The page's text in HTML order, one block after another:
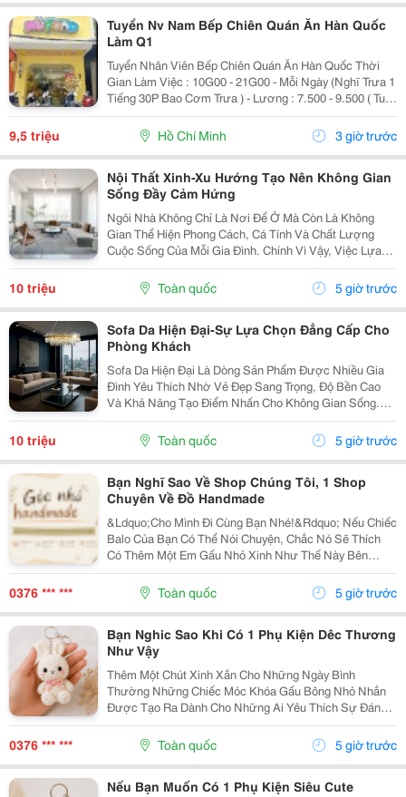
Tuyển Nv Nam Bếp Chiên Quán Ăn Hàn Quốc
Làm Q1
Tuyển Nhân Viên Bếp Chiên Quán Ăn Hàn Quốc Thời
Gian Làm Việc : 10G00 - 21G00 - Mỗi Ngày (Nghĩ Trưa 1
Tiếng 30P Bao Cơm Trưa ) - Lương : 7.500 - 9.500 ( Tuỳ
Theo Năng Lực ) Mô Tả Công Việc: - Bếp Chiên : Sử
Dụng Được Chảo Non Biết Chiên...
9,5 triệu Hồ Chí Minh 3 giờ trước
Nội Thất Xinh-Xu Hướng Tạo Nên Không Gian
Sống Đầy Cảm Hứng
Ngôi Nhà Không Chỉ Là Nơi Để Ở Mà Còn Là Không
Gian Thể Hiện Phong Cách, Cá Tính Và Chất Lượng
Cuộc Sống Của Mỗi Gia Đình. Chính Vì Vậy, Việc Lựa
Chọn Nội Thất Xinh Đang Trở Thành Xu Hướng Được
Nhiều Người Quan Tâm Khi Muốn Biến Không Gian
Sống Trở...
10 triệu Toàn quốc 5 giờ trước
Sofa Da Hiện Đại-Sự Lựa Chọn Đẳng Cấp Cho
Phòng Khách
Sofa Da Hiện Đại Là Dòng Sản Phẩm Được Nhiều Gia
Đình Yêu Thích Nhờ Vẻ Đẹp Sang Trọng, Độ Bền Cao
Và Khả Năng Tạo Điểm Nhấn Cho Không Gian Sống.
Với Thiết Kế Tinh Tế Cùng Chất Liệu Da Cao Cấp, Sofa
Không Chỉ Mang Lại Cảm Giác Thoải Mái Mà Còn Thể...
10 triệu Toàn quốc 5 giờ trước
Bạn Nghĩ Sao Về Shop Chúng Tôi, 1 Shop
Chuyên Về Đồ Handmade
&Ldquo;Cho Mình Đi Cùng Bạn Nhé!&Rdquo; Nếu Chiếc
Balo Của Bạn Có Thể Nói Chuyện, Chắc Nó Sẽ Thích
Có Thêm Một Em Gấu Nhỏ Xinh Như Thế Này Bên
Cạnh. Từ Những Buổi Đi Học, Đi Làm, Đi Cà Phê Hay
Những Chuyến Đi Chơi Cuối Tuần, Em Móc Khóa Gấu
Bông...
0376 *** *** Toàn quốc 5 giờ trước
Bạn Nghic Sao Khi Có 1 Phụ Kiện Dêc Thương
Như Vậy
Thêm Một Chút Xinh Xắn Cho Những Ngày Bình
Thường Những Chiếc Móc Khóa Gấu Bông Nhỏ Nhắn
Được Tạo Ra Dành Cho Những Ai Yêu Thích Sự Đáng
Yêu Và Những Món Đồ Có Dấu Ấn Riêng. Từ Chiếc Balo
Đi Học, Túi Xách Đi Chơi Đến Chùm Chìa Khóa Quen
Thuộc,...
0376 *** *** Toàn quốc 5 giờ trước
Nếu Bạn Muốn Có 1 Phụ Kiện Siêu Cute